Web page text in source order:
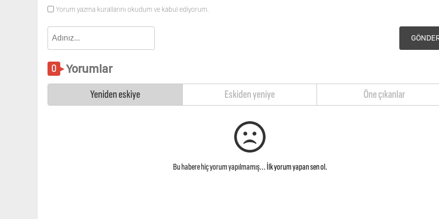
Yorum yazma kurallarını okudum ve kabul ediyorum.
Yorumlar
Yeniden eskiye Eskiden yeniye Öne çıkanlar
Bu habere hiç yorum yapılmamış... İlk yorum yapan sen ol.